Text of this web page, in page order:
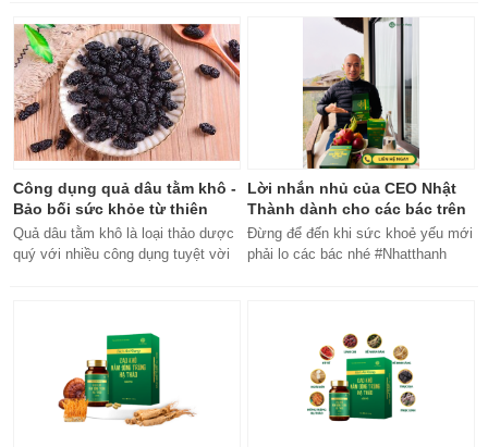
Công dụng quả dâu tằm khô -
Bảo bối sức khỏe từ thiên
nhiên
Quả dâu tằm khô là loại thảo dược
quý với nhiều công dụng tuyệt vời
Lời nhắn nhủ của CEO Nhật
Thành dành cho các bác trên
50 tuổi
Đừng để đến khi sức khoẻ yếu mới
phải lo các bác nhé #Nhatthanh
#khoetubentrong #nhatthanhbak